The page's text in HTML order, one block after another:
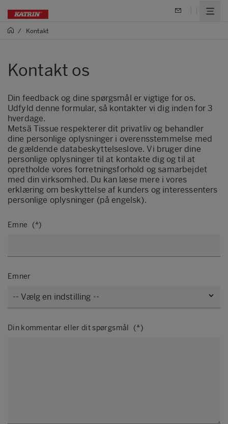
/ Kontakt
Kontakt os
Din feedback og dine spørgsmål er vigtige for os.
Udfyld denne formular, så kontakter vi dig inden for 3
hverdage.
Metsä Tissue respekterer dit privatliv og behandler
dine personlige oplysninger i overensstemmelse med
de gældende databeskyttelseslove. Vi bruger dine
personlige oplysninger til at kontakte dig og til at
opretholde vores forretningsforhold og samarbejdet
med din virksomhed. Du kan læse mere i vores
erklæring om beskyttelse af kunders og interessenters
personlige oplysninger (på engelsk).
Emne
Emner
Din kommentar eller dit spørgsmål